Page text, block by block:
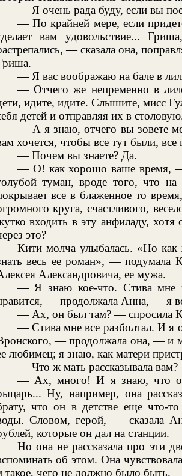
— Я очень рада буду, если вы
— По крайней мере, если
вам удовольствие...
— сказала она,
— Я вас воображаю на бале в
— Отчего же непременно в
идите, идите. Слышите, мисс
детей и отправляя их в
— А я знаю, отчего вы зовете
хочется, чтобы все тут были, все
— Почем вы знаете? Да.
— О! как хорошо ваше время,
туман, вроде того, что
все в блаженное то
круга, счастливого,
входить в эту анфиладу,
это?
Кити молча улыбалась. «Но
весь ее роман», — подумала
Александровича, ее мужа.
— Я знаю кое-что. Стива мне
— продолжала Анна, — я
— Ах, он был там? — спросила
— Стива мне все разболтал. И я
— продолжала она, — и
любимец; я знаю, как матери
— Что ж мать рассказывала вам?
— Ах, много! И я знаю, что он
Ну, например, она
что он в детстве еще что-
Словом, герой, — сказала
которые он дал на станции.
Но она не рассказала про эти
об этом. Она
такое, чего не должно было быть.